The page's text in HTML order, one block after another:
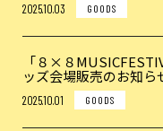
2025.10.03 GOODS
「８×８
ッズ会場販売のお知ら
2025.10.01 GOODS